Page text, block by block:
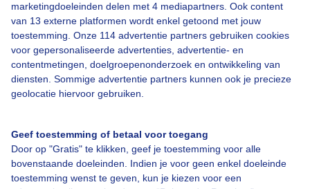
marketingdoeleinden delen met 4 mediapartners. Ook content
van 13 externe platformen wordt enkel getoond met jouw
toestemming. Onze 114 advertentie partners gebruiken cookies
voor gepersonaliseerde advertenties, advertentie- en
contentmetingen, doelgroepenonderzoek en ontwikkeling van
diensten. Sommige advertentie partners kunnen ook je precieze
geolocatie hiervoor gebruiken.
Geef toestemming of betaal voor toegang
Door op "Gratis" te klikken, geef je toestemming voor alle
bovenstaande doeleinden. Indien je voor geen enkel doeleinde
toestemming wenst te geven, kun je kiezen voor een
Een moment geduld aub...
Over Buienradar
Bedrijfsgegevens